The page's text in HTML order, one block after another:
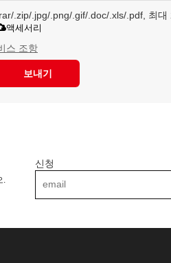
.zip/.jpg/.png/.gif/.doc/.xls/.pdf, 최대
액세서리
스 조항
보내기
.
신청